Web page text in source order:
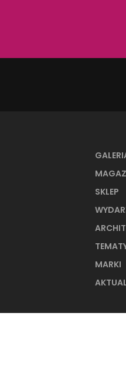
SKLEP
MARKI